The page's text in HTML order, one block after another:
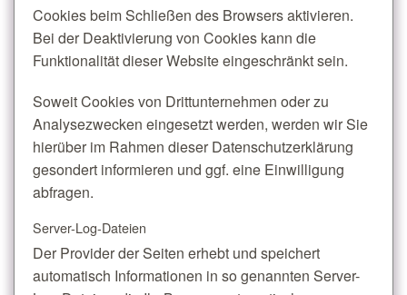
Cookies beim Schließen des Browsers aktivieren.
Bei der Deaktivierung von Cookies kann die
Funktionalität dieser Website eingeschränkt sein.
Soweit Cookies von Drittunternehmen oder zu
Analysezwecken eingesetzt werden, werden wir Sie
hierüber im Rahmen dieser Datenschutzerklärung
gesondert informieren und ggf. eine Einwilligung
abfragen.
Server-Log-Dateien
Der Provider der Seiten erhebt und speichert
automatisch Informationen in so genannten Server-